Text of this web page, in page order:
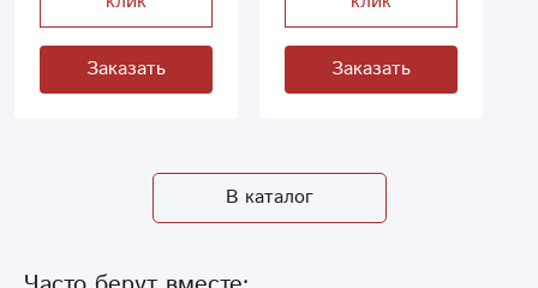
Заказать Заказать
В каталог